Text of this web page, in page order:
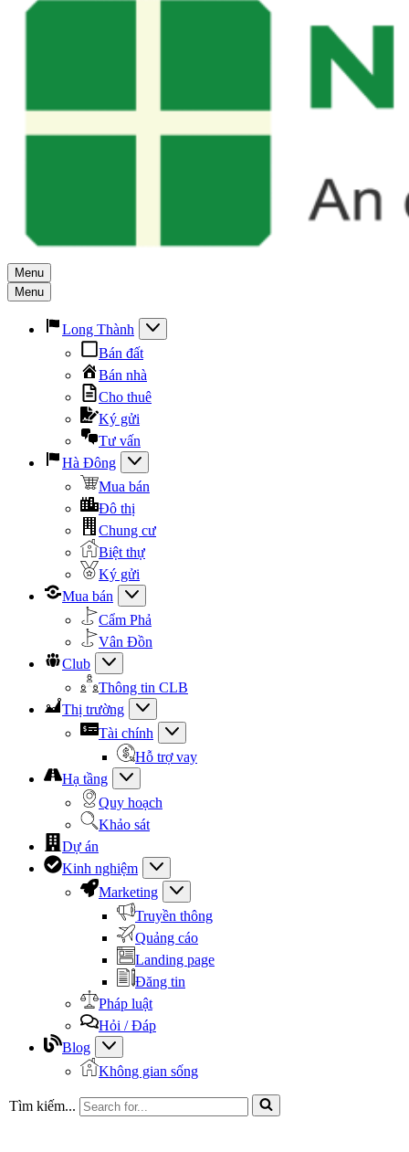
Menu
Menu
Long Thành
Bán đất
Bán nhà
Cho thuê
Ký gửi
Tư vấn
Hà Đông
Mua bán
Đô thị
Chung cư
Biệt thự
Ký gửi
Mua bán
Cẩm Phả
Vân Đồn
Club
Thông tin CLB
Thị trường
Tài chính
Hỗ trợ vay
Hạ tầng
Quy hoạch
Khảo sát
Dự án
Kinh nghiệm
Marketing
Truyền thông
Quảng cáo
Landing page
Đăng tin
Pháp luật
Hỏi / Đáp
Blog
Không gian sống
Tìm kiếm...